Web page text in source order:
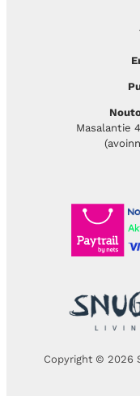
Masalantie
Copyright © 2026